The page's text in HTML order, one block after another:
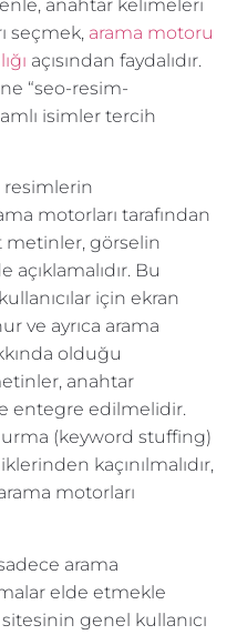
anahtar kelimeleri
seçmek, arama motoru
açısından faydalıdır.
“seo-resim-
isimler tercih
resimlerin
motorları tarafından
metinler, görselin
açıklamalıdır. Bu
için ekran
ve ayrıca arama
olduğu
anahtar
entegre edilmelidir.
(keyword stuffing)
kaçınılmalıdır,
motorları
arama
elde etmekle
genel kullanıcı